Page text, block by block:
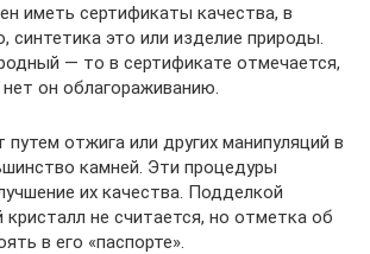
иметь сертификаты качества, в
синтетика это или изделие природы.
— то в сертификате отмечается,
нет он облагораживанию.
отжига или других манипуляций в
камней. Эти процедуры
их качества. Подделкой
не считается, но отметка об
в его «паспорте».